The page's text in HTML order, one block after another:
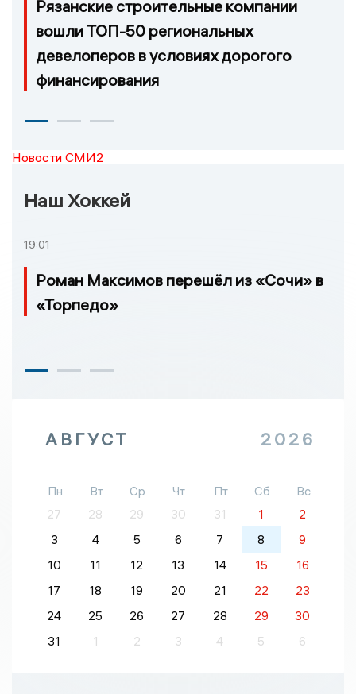
Рязанские строительные компании
вошли ТОП-50 региональных
девелоперов в условиях дорогого
финансирования
Новости СМИ2
Наш Хоккей
19:01
Роман Максимов перешёл из «Сочи» в
«Торпедо»
АВГУСТ 2026
Пн Вт Ср Чт Пт Сб
Вс
27
28 29 30 31 1
2
3
4 5 6 7 8
9
10
11 12 13 14 15
16
17
18 19 20 21 22
23
24
25 26 27 28 29
30
31
1 2 3 4 5 6